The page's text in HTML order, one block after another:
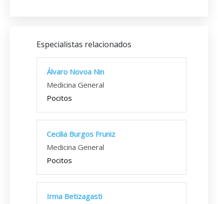
Especialistas relacionados
Álvaro Novoa Nin
Medicina General
Pocitos
Cecilia Burgos Fruniz
Medicina General
Pocitos
Irma Betizagasti